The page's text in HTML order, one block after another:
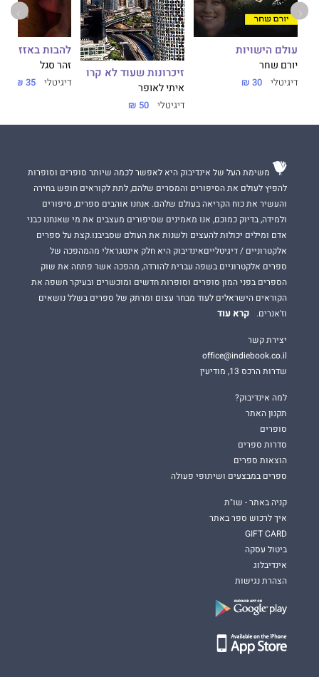
עולם הישויות
יורם שחר
דיגיטלי 30 ₪
זיכרונות שעוד לא קרו
איתי לאופר
דיגיטלי 50 ₪
להבות באזזיר
זהר סגל
דיגיטלי 35 ₪
משימת העל של אינדיבוק היא לאפשר לכמה שיותר סופרים וסופרות
להפיץ לעולם את הסיפורים והמסרים שלהם, לתת לקוראים חופש בחירה
והעשיר את כוח הקריאה בעולם שלהם. אנחנו אוהבים ספרים, סיפורים
ולמידה, בדיוק כמוכם, אנו מאמינים שסיפורים מעצבים את מי שאנחנו כבני
אדם ומילים יכולות להעצים ולשנות את העולם שסביבנו.קצת על ספרים
אלקטרוניים / דיגיטלייםאינדיבוק היא חלק אינטגראלי מהמהפכה של
ספרים אלקטרוניים בשפה עברית להורדה, מהפכה אשר פתחה את שוק
הספרים בפני המון סופרים וסופרות חדשים ומוכשרים ובעיקר חשפה את
הקוראים הישראלים לעוד מבחר עצום ומרתק של ספרים בשלל נושאים
וז'אנרים.
קרא עוד
יצירת קשר
office@indiebook.co.il
שדרות הרכס 13, מודיעין
למה אינדיבוק?
תקנון האתר
סופרים
סדרות ספרים
הוצאות ספרים
ספרים במבצעים ושיתופי פעולה
קניה באתר - שו"ת
איך לרכוש ספר באתר
GIFT CARD
ביטול עסקה
אינדיבלוג
הצהרת נגישות